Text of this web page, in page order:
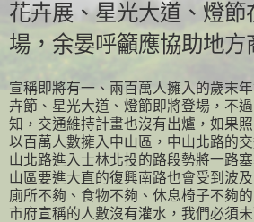
花卉展、星光大道、燈節
場，余晏呼籲應協助地方
宣稱即將有一、兩百萬人擁入的歲末
卉節、星光大道、燈節即將登場，不
知，交通維持計畫也沒有出爐，如果
以百萬人數擁入中山區，中山北路的
山北路進入士林北投的路段勢將一路
山區要進大直的復興南路也會受到波
廁所不夠、食物不夠、休息椅子不夠
市府宣稱的人數沒有灌水，我們必須